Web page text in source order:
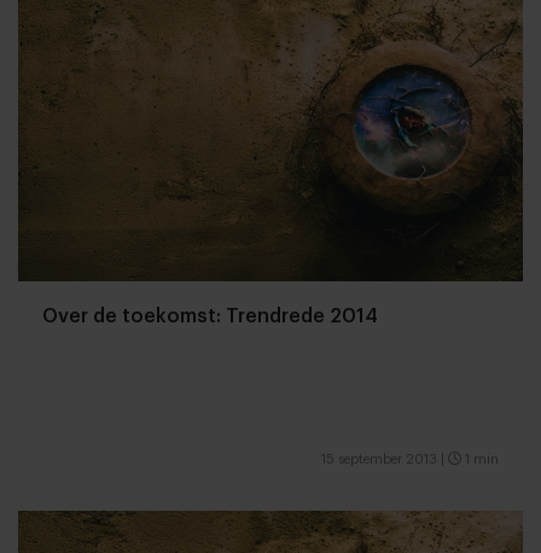
Over de toekomst: Trendrede 2014
15 september 2013 1 min